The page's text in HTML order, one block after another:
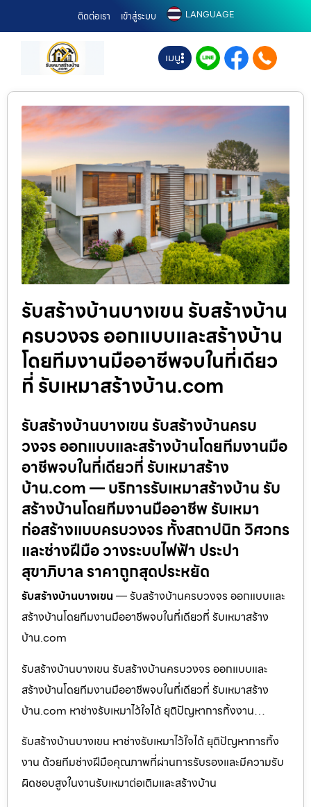
ติดต่อเรา เข้าสู่ระบบ LANGUAGE
เมนู
รับสร้างบ้านบางเขน รับสร้างบ้าน
ครบวงจร ออกแบบและสร้างบ้าน
โดยทีมงานมืออาชีพจบในที่เดียว
ที่ รับเหมาสร้างบ้าน.com
รับสร้างบ้านบางเขน รับสร้างบ้านครบ
วงจร ออกแบบและสร้างบ้านโดยทีมงานมือ
อาชีพจบในที่เดียวที่ รับเหมาสร้าง
บ้าน.com — บริการรับเหมาสร้างบ้าน รับ
สร้างบ้านโดยทีมงานมืออาชีพ รับเหมา
ก่อสร้างแบบครบวงจร ทั้งสถาปนิก วิศวกร
และช่างฝีมือ วางระบบไฟฟ้า ประปา
สุขาภิบาล ราคาถูกสุดประหยัด
รับสร้างบ้านบางเขน — รับสร้างบ้านครบวงจร ออกแบบและ
สร้างบ้านโดยทีมงานมืออาชีพจบในที่เดียวที่ รับเหมาสร้าง
บ้าน.com
รับสร้างบ้านบางเขน รับสร้างบ้านครบวงจร ออกแบบและ
สร้างบ้านโดยทีมงานมืออาชีพจบในที่เดียวที่ รับเหมาสร้าง
บ้าน.com หาช่างรับเหมาไว้ใจได้ ยุติปัญหาการทิ้งงาน…
รับสร้างบ้านบางเขน หาช่างรับเหมาไว้ใจได้ ยุติปัญหาการทิ้ง
งาน ด้วยทีมช่างฝีมือคุณภาพที่ผ่านการรับรองและมีความรับ
ผิดชอบสูงในงานรับเหมาต่อเติมและสร้างบ้าน